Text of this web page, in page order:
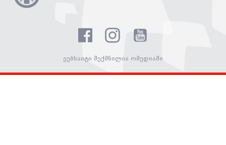
ვებსაიტი შექმნილია ომედიაში